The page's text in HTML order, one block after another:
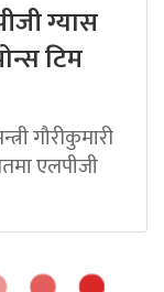
ग्यास
टिम
गौरीकुमारी
एलपीजी